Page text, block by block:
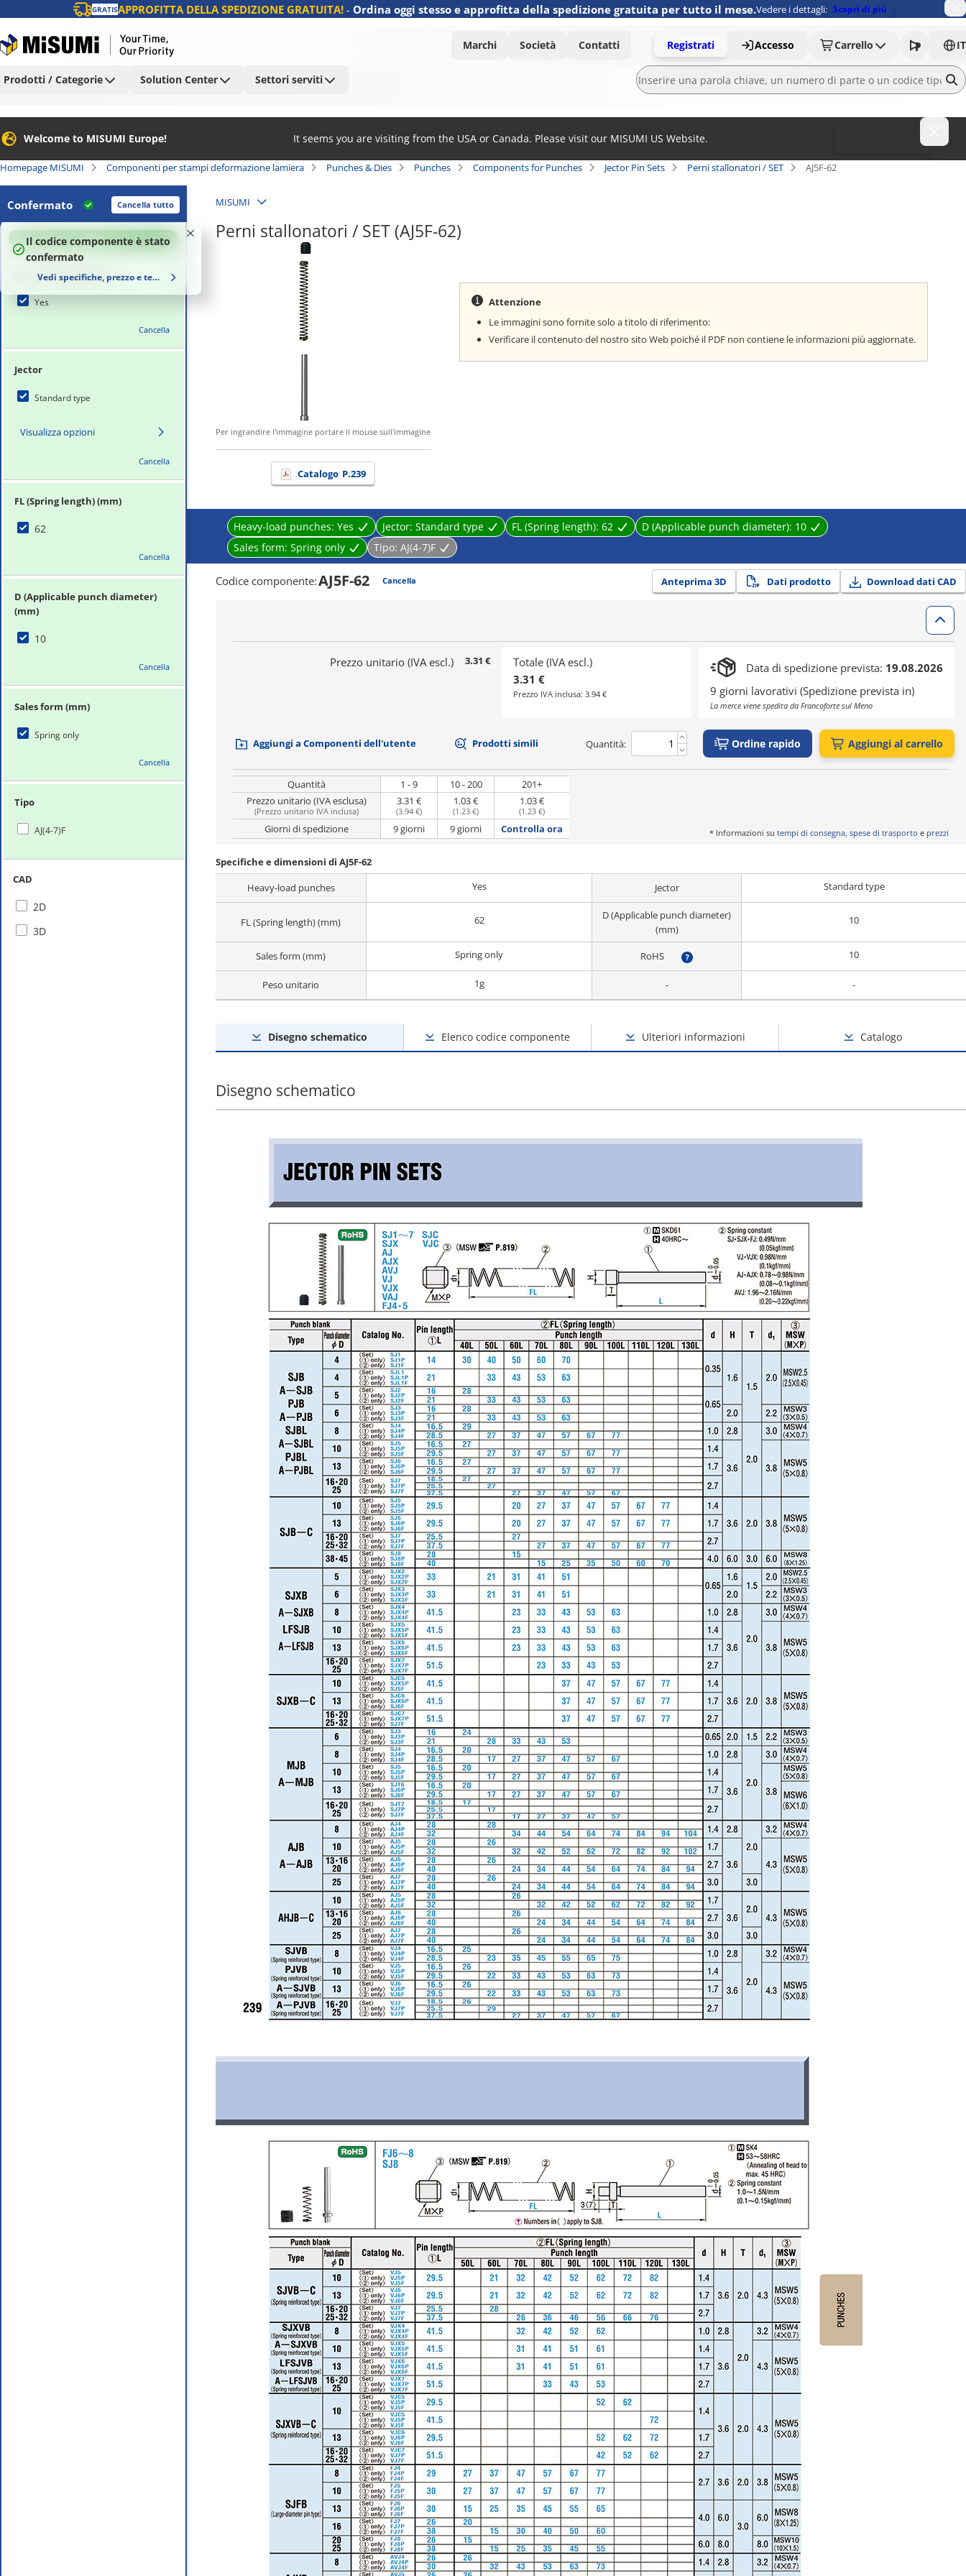
GRATISAPPROFITTA DELLA SPEDIZIONE GRATUITA! - Ordina oggi stesso e approfitta della spedizione gratuita per tutto il mese.Vedere i dettagli: Scopri di più
Marchi Società Contatti Registrati Accesso Carrello IT
Prodotti / Categorie Solution Center Settori serviti
Welcome to MISUMI Europe! It seems you are visiting from the USA or Canada. Please visit our MISUMI US Website.
Homepage MISUMI Componenti per stampi deformazione lamiera Punches & Dies Punches Components for Punches Jector Pin Sets Perni stallonatori / SET AJ5F-62
Confermato Cancella tutto
100%
Il codice componente è stato
confermato
Vedi specifiche, prezzo e tempi di consegna
Heavy-load punches
Yes
Cancella
Jector
Standard type
Visualizza opzioni
Cancella
FL (Spring length) (mm)
62
Cancella
D (Applicable punch diameter)
(mm)
10
Cancella
Sales form (mm)
Spring only
Cancella
Tipo
AJ(4-7)F
CAD
2D
3D
MISUMI
Perni stallonatori / SET (AJ5F-62)
Per ingrandire l'immagine portare il mouse sull'immagine
Catalogo P.239
Attenzione
Le immagini sono fornite solo a titolo di riferimento:
Verificare il contenuto del nostro sito Web poiché il PDF non contiene le informazioni più aggiornate.
Heavy-load punches: Yes Jector: Standard type FL (Spring length): 62 D (Applicable punch diameter): 10
Sales form: Spring only Tipo: AJ(4-7)F
Codice componente:AJ5F-62 Cancella Anteprima 3D Dati prodotto Download dati CAD
Prezzo unitario (IVA escl.) 3.31 €
Totale (IVA escl.)
3.31 €
Prezzo IVA inclusa: 3.94 €
Data di spedizione prevista: 19.08.2026
9 giorni lavorativi (Spedizione prevista in)
La merce viene spedita da Francoforte sul Meno
Aggiungi a Componenti dell'utente Prodotti simili Quantità: Ordine rapido Aggiungi al carrello
Quantità 1 - 9 10 - 200
201+
Prezzo unitario (IVA esclusa)
(Prezzo unitario IVA inclusa)
3.31 €
(3.94 €)
1.03 €
(1.23 €)
1.03 €
(1.23 €)
Giorni di spedizione 9 giorni 9 giorni Controlla ora * Informazioni su tempi di consegna, spese di trasporto e prezzi
Specifiche e dimensioni di AJ5F-62
Heavy-load punches
Yes Jector Standard type
FL (Spring length) (mm) 62
D (Applicable punch diameter)
(mm)
10
Sales form (mm) Spring only RoHS 10
Peso unitario 1g - -
Disegno schematico Elenco codice componente Ulteriori informazioni Catalogo
Disegno schematico